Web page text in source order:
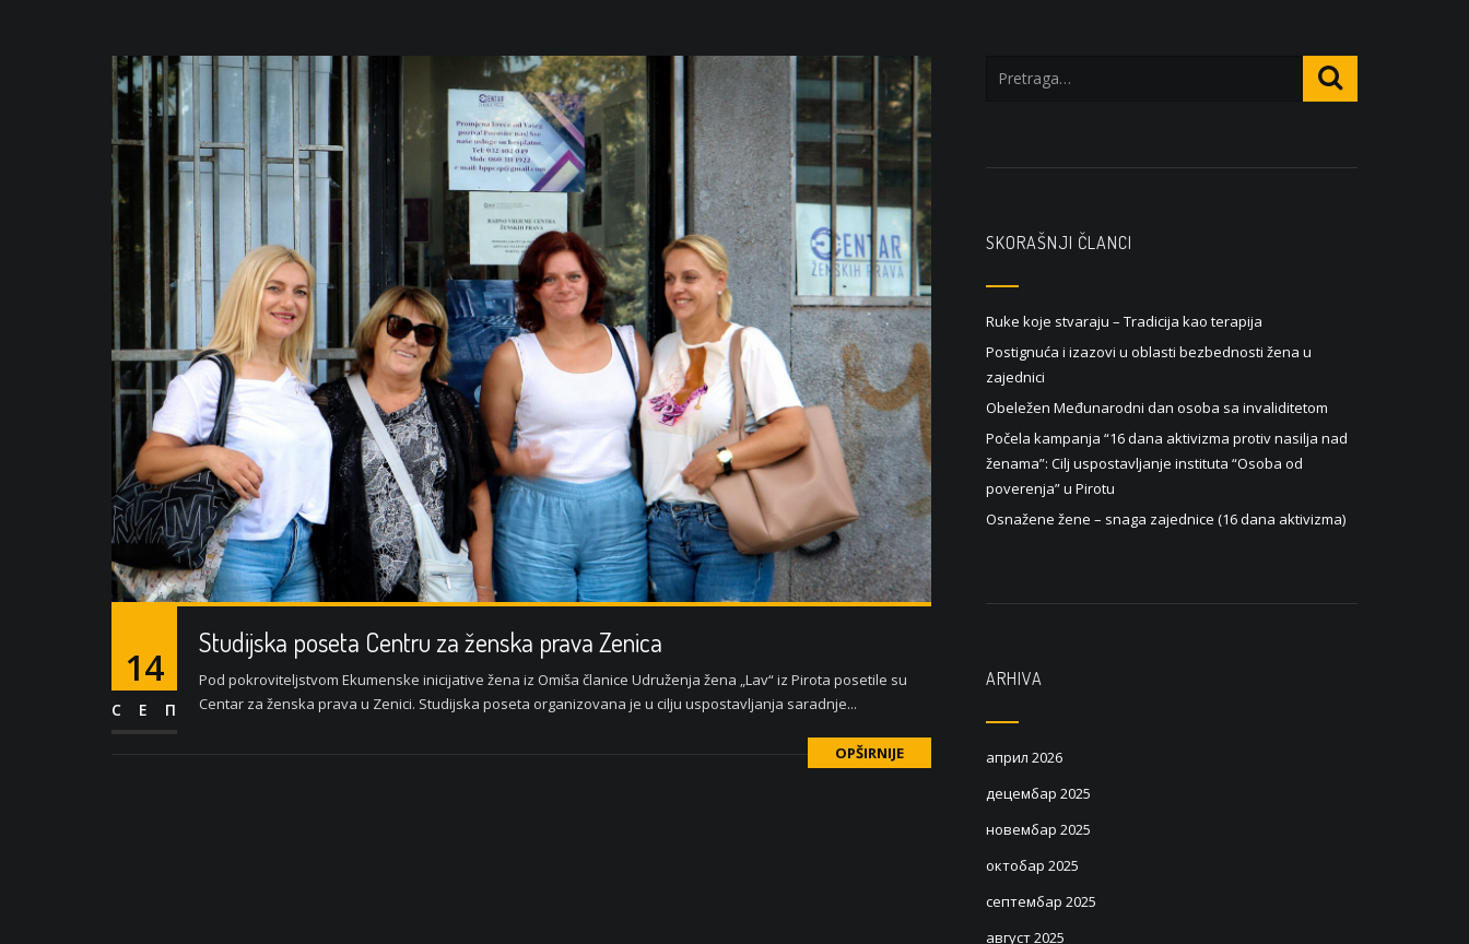
14
СЕП
Studijska poseta Centru za ženska prava Zenica
Pod pokroviteljstvom Ekumenske inicijative žena iz Omiša članice Udruženja žena „Lav“ iz Pirota posetile su
Centar za ženska prava u Zenici. Studijska poseta organizovana je u cilju uspostavljanja saradnje...
OPŠIRNIJE
SKORAŠNJI ČLANCI
Ruke koje stvaraju – Tradicija kao terapija
Postignuća i izazovi u oblasti bezbednosti žena u
zajednici
Obeležen Međunarodni dan osoba sa invaliditetom
Počela kampanja “16 dana aktivizma protiv nasilja nad
ženama”: Cilj uspostavljanje instituta “Osoba od
poverenja” u Pirotu
Osnažene žene – snaga zajednice (16 dana aktivizma)
ARHIVA
април 2026
децембар 2025
новембар 2025
октобар 2025
септембар 2025
август 2025